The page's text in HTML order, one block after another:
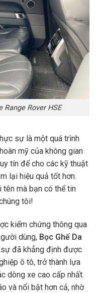
Rover HSE
sự là một quá trình
mỹ của không gian
tín để cho các kỹ thuật
lại hiệu quả tốt hơn.
tên mà bạn có thể tin
tôi!
kiểm chứng thông qua
dùng, Bọc Ghế Da
đã khẳng định được
ô tô, trở thành lựa
dòng xe cao cấp nhất.
và nổi bật hơn cả, nhờ